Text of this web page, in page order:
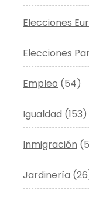
Elecciones
Elecciones
Empleo (54)
Igualdad (153)
Inmigración
Jardinería